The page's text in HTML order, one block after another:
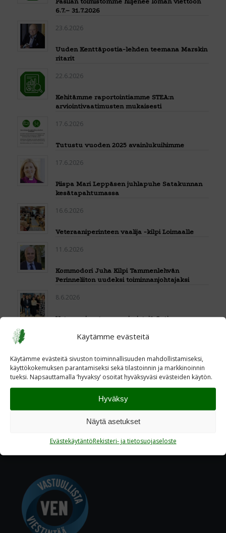
Käytämme evästeitä
Käytämme evästeitä sivuston toiminnallisuuden mahdollistamiseksi,
käyttökokemuksen parantamiseksi sekä tilastoinnin ja markkinoinnin
tueksi. Napsauttamalla ’hyvaksy’ osoitat hyväksyväsi evästeiden käytön.
Hyväksy
Näytä asetukset
EvästekäytäntöRekisteri- ja tietosuojaseloste
6.7.– 31.7.2026
23.6.2026
Uuden Kenttäpostia-lehden teemana Marskin
ritarit
22.6.2026
Kehitämme raportointiamme STEA:n
arviointivaatimusten mukaisesti
17.6.2026
Tutustu vuoden 2025 avainlukuihimme
17.6.2026
Piispa Mari Leppäsen juhlapuhe Satakunnan
kesätapahtumassa
16.6.2026
Veteraaniperinteen vaalija -kilpi Loimaalle
11.6.2026
Kommodori Juha Kilpi Tammenlehvän
Perinneliiton uudeksi toiminnanjohtajaksi
8.6.2026
Veteraanivastuun ansioristejä Sotiemme
tukijoukoille
Page 1 of 20
1 2 3 › »